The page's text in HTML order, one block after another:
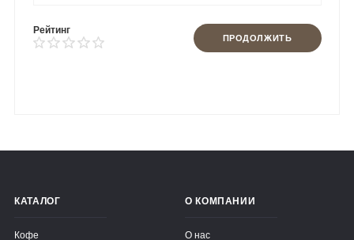
Рейтинг
ПРОДОЛЖИТЬ
КАТАЛОГ
Кофе
О КОМПАНИИ
О нас